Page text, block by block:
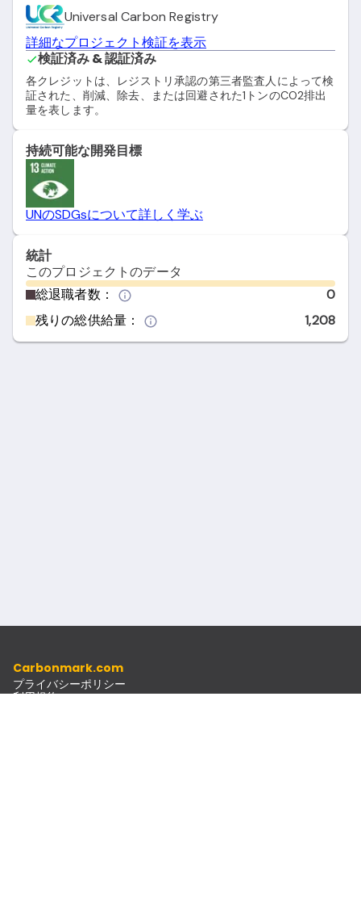
Universal Carbon Registry
詳細なプロジェクト検証を表示
検証済み & 認証済み
各クレジットは、レジストリ承認の第三者監査人によって検
証された、削減、除去、または回避された1トンのCO2排出
量を表します。
持続可能な開発目標
UNのSDGsについて詳しく学ぶ
統計
このプロジェクトのデータ
総退職者数：
0
残りの総供給量：
1,208
Carbonmark.com
プライバシーポリシー
利用規約